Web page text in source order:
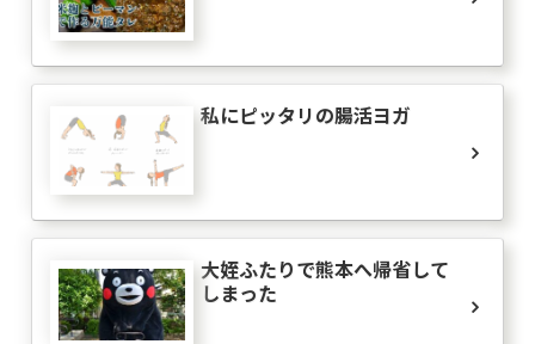
私にピッタリの腸活ヨガ
大姪ふたりで熊本へ帰省して
しまった